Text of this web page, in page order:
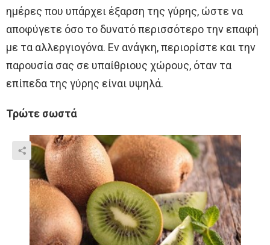
ημέρες που υπάρχει έξαρση της γύρης, ώστε να
αποφύγετε όσο το δυνατό περισσότερο την επαφή
με τα αλλεργιογόνα. Εν ανάγκη, περιορίστε και την
παρουσία σας σε υπαίθριους χώρους, όταν τα
επίπεδα της γύρης είναι υψηλά.
Τρώτε σωστά